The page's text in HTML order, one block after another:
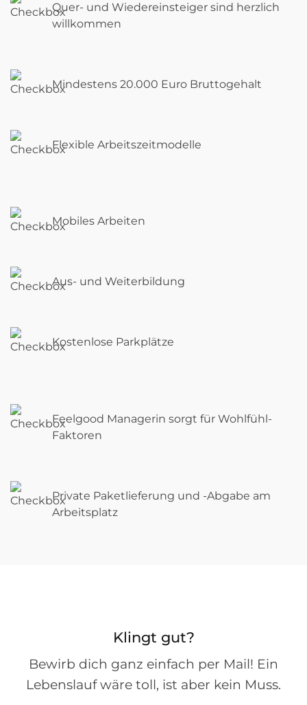
Quer- und Wiedereinsteiger sind herzlich
willkommen
Mindestens 20.000 Euro Bruttogehalt
Flexible Arbeitszeitmodelle
Mobiles Arbeiten
Aus- und Weiterbildung
Kostenlose Parkplätze
Feelgood Managerin sorgt für Wohlfühl-
Faktoren
Private Paketlieferung und -Abgabe am
Arbeitsplatz
Klingt gut?
Bewirb dich ganz einfach per Mail! Ein
Lebenslauf wäre toll, ist aber kein Muss.